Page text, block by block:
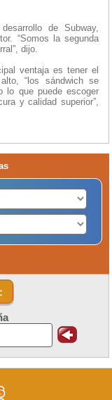
de Subway,
“Somos la segunda
dijo.
ventaja es tener el
“los sándwich se
lo que puede escoger
y calidad superior”,